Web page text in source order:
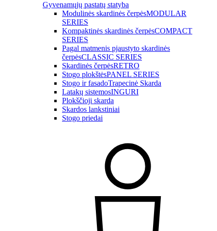
Gyvenamųjų pastatų statyba
Modulinės skardinės čerpėsMODULAR
SERIES
Kompaktinės skardinės čerpėsCOMPACT
SERIES
Pagal matmenis pjaustyto skardinės
čerpėsCLASSIC SERIES
Skardinės čerpėsRETRO
Stogo plokštėsPANEL SERIES
Stogo ir fasadoTrapecinė Skarda
Latakų sistemosINGURI
Plokščioji skarda
Skardos lankstiniai
Stogo priedai